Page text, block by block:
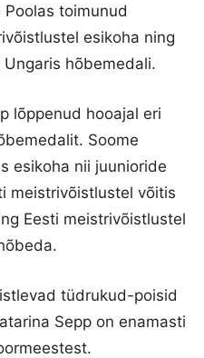
toimunud
esikoha ning
hõbemedali.
lõppenud hooajal eri
Soome
esikoha nii juunioride
meistrivõistlustel võitis
Eesti meistrivõistlustel
tüdrukud-poisid
Sepp on enamasti